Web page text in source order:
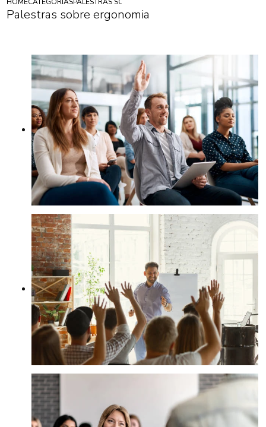
Palestras sobre ergonomia